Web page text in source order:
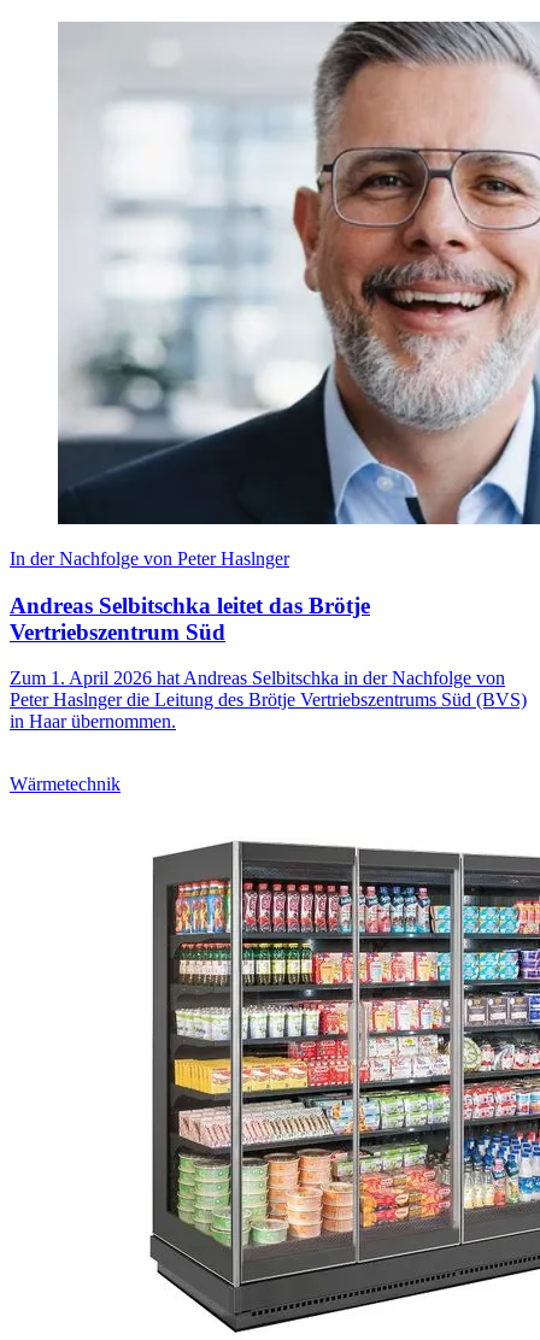
In der Nachfolge von Peter Haslnger
Andreas Selbitschka leitet das Brötje
Vertriebszentrum Süd
Zum 1. April 2026 hat Andreas Selbitschka in der Nachfolge von
Peter Haslnger die Leitung des Brötje Vertriebszentrums Süd (BVS)
in Haar übernommen.
Wärmetechnik